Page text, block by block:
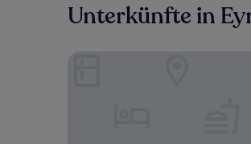
Unterkünfte in
Ouro Minas Hotel Belo